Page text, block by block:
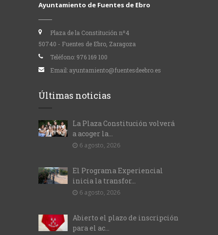
Ayuntamiento de Fuentes de Ebro
Plaza de la Constitución nº4
50740 - Fuentes de Ebro, Zaragoza
Teléfono: 976 169 100
Email: ayuntamiento@fuentesdeebro.es
Últimas noticias
La Plaza Constitución volverá
a acoger la...
6 agosto, 2026
El Programa Experiencial
inicia la transfor...
6 agosto, 2026
Abierto el plazo de inscripción
para el ac...